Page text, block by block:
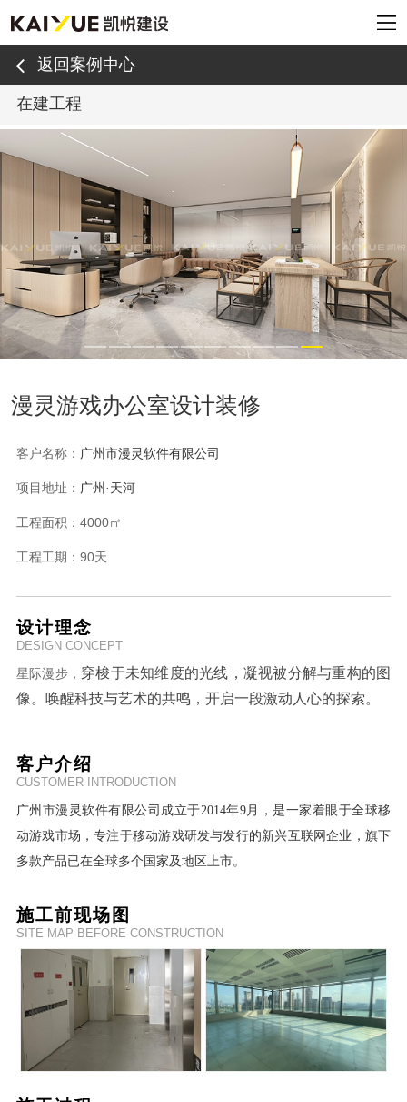
返回案例中心
在建工程
漫灵游戏办公室设计装修
客户名称： 广州市漫灵软件有限公司
项目地址： 广州 ·天河
工程面积： 4000㎡
工程工期： 90天
设计理念
DESIGN CONCEPT
星际漫步， 穿梭于未知维度的光线，凝视被分解与重构的图
像。唤醒科技与艺术的共鸣，开启一段激动人心的探索。
客户介绍
CUSTOMER INTRODUCTION
广州市漫灵软件有限公司成立于2014年9月，是一家着眼于全球移
动游戏市场，专注于移动游戏研发与发行的新兴互联网企业， 旗下
多款产品已在全球多个国家及地区上市。
施工前现场图
SITE MAP BEFORE CONSTRUCTION